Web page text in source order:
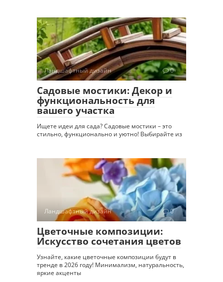
Ландшафтный дизайн 0
Садовые мостики: Декор и
функциональность для
вашего участка
Ищете идеи для сада? Садовые мостики – это
стильно, функционально и уютно! Выбирайте из
Ландшафтный дизайн 0
Цветочные композиции:
Искусство сочетания цветов
Узнайте, какие цветочные композиции будут в
тренде в 2026 году! Минимализм, натуральность,
яркие акценты